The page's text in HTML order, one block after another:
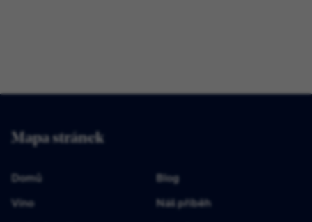
Mapa stránek
Domů
Blog
Víno
Náš příběh